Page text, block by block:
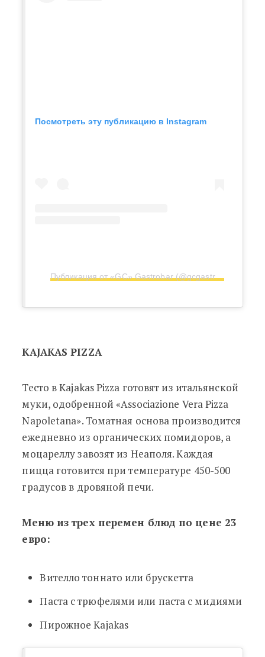
Посмотреть эту публикацию в Instagram
Публикация от «GC» Gastrobar (@gcgastrobar)
KAJAKAS PIZZA
Тесто в Kajakas Pizza готовят из итальянской
муки, одобренной «Associazione Vera Pizza
Napoletana». Томатная основа производится
ежедневно из органических помидоров, а
моцареллу завозят из Неаполя. Каждая
пицца готовится при температуре 450-500
градусов в дровяной печи.
Меню из трех перемен блюд по цене 23
евро:
Вителло тоннато или брускетта
Паста с трюфелями или паста с мидиями
Пирожное Kajakas